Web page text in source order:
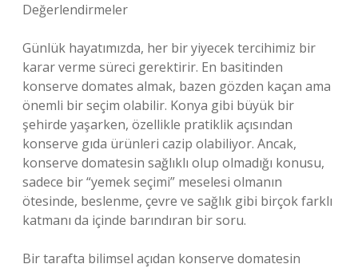
Değerlendirmeler
Günlük hayatımızda, her bir yiyecek tercihimiz bir
karar verme süreci gerektirir. En basitinden
konserve domates almak, bazen gözden kaçan ama
önemli bir seçim olabilir. Konya gibi büyük bir
şehirde yaşarken, özellikle pratiklik açısından
konserve gıda ürünleri cazip olabiliyor. Ancak,
konserve domatesin sağlıklı olup olmadığı konusu,
sadece bir “yemek seçimi” meselesi olmanın
ötesinde, beslenme, çevre ve sağlık gibi birçok farklı
katmanı da içinde barındıran bir soru.
Bir tarafta bilimsel açıdan konserve domatesin